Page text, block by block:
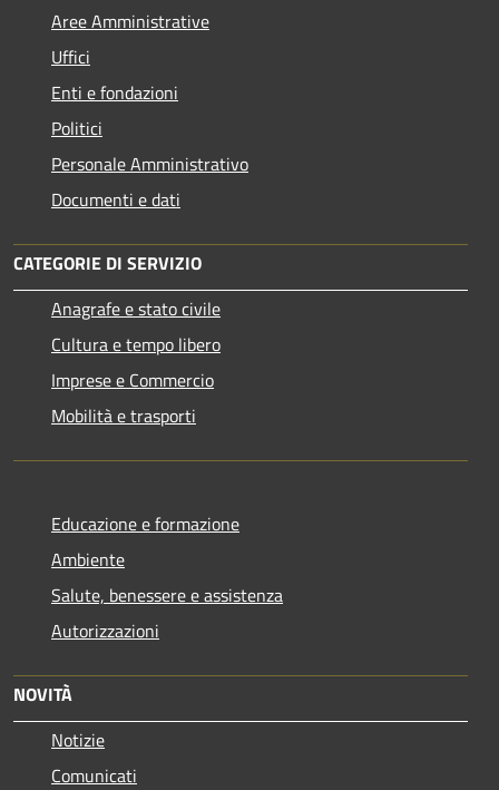
Aree Amministrative
Uffici
Enti e fondazioni
Politici
Personale Amministrativo
Documenti e dati
CATEGORIE DI SERVIZIO
Anagrafe e stato civile
Cultura e tempo libero
Imprese e Commercio
Mobilità e trasporti
Educazione e formazione
Ambiente
Salute, benessere e assistenza
Autorizzazioni
NOVITÀ
Notizie
Comunicati